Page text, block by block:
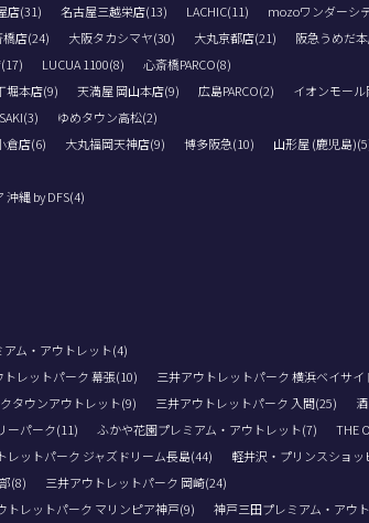
店(31) 名古屋三越栄店(13) LACHIC(11)
mozoワンダーシ
店(24) 大阪タカシマヤ(30) 大丸京都店(21)
阪急うめだ
LUCUA 1100(8)
心斎橋PARCO(8)
堀本店(9) 天満屋 岡山本店(9) 広島PARCO(2)
イオンモー
ゆめタウン高松(2)
倉店(6) 大丸福岡天神店(9) 博多阪急(10)
山形屋 (鹿児島
沖縄 by DFS(4)
ム・アウトレット(4)
トレットパーク 幕張(10)
三井アウトレットパーク 横浜ベイサイ
タウンアウトレット(9) 三井アウトレットパーク 入間(25)
ーパーク(11) ふかや花園プレミアム・アウトレット(7)
THE
レットパーク ジャズドリーム長島(44)
軽井沢・プリンスショ
(8)
三井アウトレットパーク 岡崎(24)
トレットパーク マリンピア神戸(9) 神戸三田プレミアム・アウ